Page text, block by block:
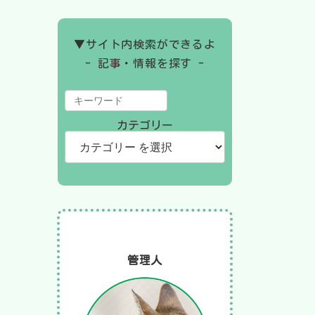
▼サイト内検索ができるよ
- 記事・情報を探す -
カテゴリー
管理人